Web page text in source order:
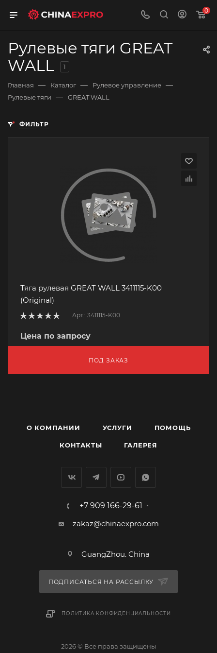
0
Рулевые тяги GREAT
WALL
1
Главная — Каталог — Рулевое управление —
Рулевые тяги — GREAT WALL
ФИЛЬТР
Тяга рулевая GREAT WALL 3411115-K00
(Original)
Арт.: 3411115-K00
Цена по запросу
ПОД ЗАКАЗ
О КОМПАНИИ УСЛУГИ ПОМОЩЬ
КОНТАКТЫ ГАЛЕРЕЯ
+7 909 166-29-61
zakaz@chinaexpro.com
GuangZhou. China
ПОДПИСАТЬСЯ НА РАССЫЛКУ
ПОЛИТИКА КОНФИДЕНЦИАЛЬНОСТИ
2026 © Все права защищены